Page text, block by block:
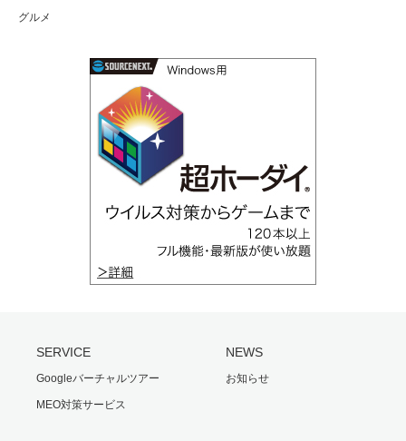
グルメ
SERVICE
Googleバーチャルツアー
MEO対策サービス
NEWS
お知らせ